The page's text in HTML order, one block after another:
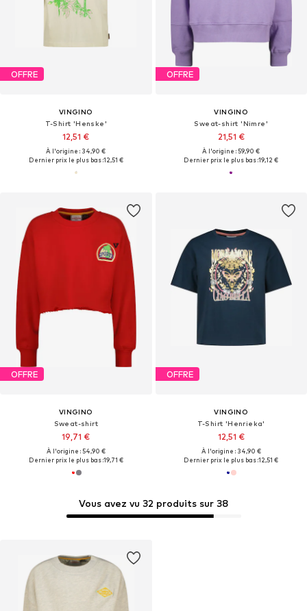
OFFRE
VINGINO
T-Shirt 'Henske'
12,51 €
À l'origine : 34,90 €
Dernier prix le plus bas :12,51 €
OFFRE
VINGINO
Sweat-shirt 'Nimre'
21,51 €
À l'origine : 59,90 €
Dernier prix le plus bas :19,12 €
OFFRE
VINGINO
Sweat-shirt
19,71 €
À l'origine : 54,90 €
Dernier prix le plus bas :19,71 €
OFFRE
VINGINO
T-Shirt 'Henrieka'
12,51 €
À l'origine : 34,90 €
Dernier prix le plus bas :12,51 €
Vous avez vu 32 produits sur 38